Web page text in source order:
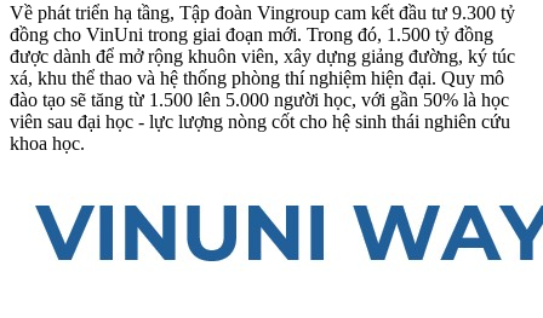
Về phát triển hạ tầng, Tập đoàn Vingroup cam kết đầu tư 9.300 tỷ
đồng cho VinUni trong giai đoạn mới. Trong đó, 1.500 tỷ đồng
được dành để mở rộng khuôn viên, xây dựng giảng đường, ký túc
xá, khu thể thao và hệ thống phòng thí nghiệm hiện đại. Quy mô
đào tạo sẽ tăng từ 1.500 lên 5.000 người học, với gần 50% là học
viên sau đại học - lực lượng nòng cốt cho hệ sinh thái nghiên cứu
khoa học.